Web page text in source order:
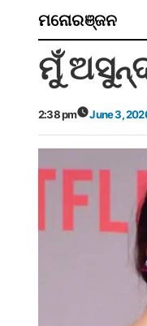
ମନୋରଞ୍ଜନ
ମୁଁ
2:38 pm June 3,